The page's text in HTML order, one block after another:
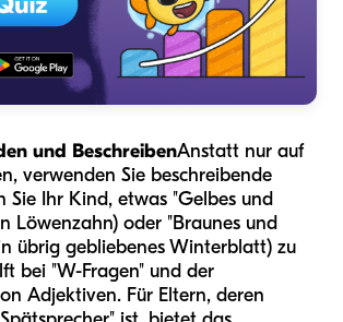
und BeschreibenAnstatt nur auf
verwenden Sie beschreibende
Sie Ihr Kind, etwas "Gelbes und
Löwenzahn) oder "Braunes und
übrig gebliebenes Winterblatt) zu
bei "W-Fragen" und der
Adjektiven. Für Eltern, deren